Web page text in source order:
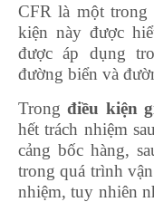
CFR là một trong
kiện này được
được áp dụng
đường biển và
Trongđiều kiện
hết trách nhiệm
cảng bốc hàng,
trong quá trình
nhiệm, tuy nhiên